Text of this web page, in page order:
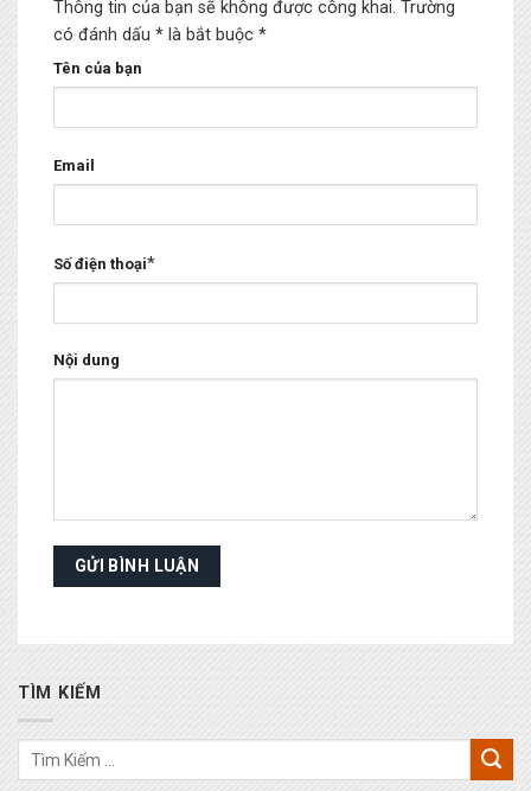
Thông tin của bạn sẽ không được công khai. Trường
có đánh dấu * là bắt buộc *
Tên của bạn
Email
Số điện thoại*
Nội dung
TÌM KIẾM